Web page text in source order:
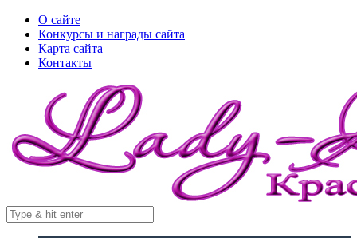
О сайте
Конкурсы и награды сайта
Карта сайта
Контакты